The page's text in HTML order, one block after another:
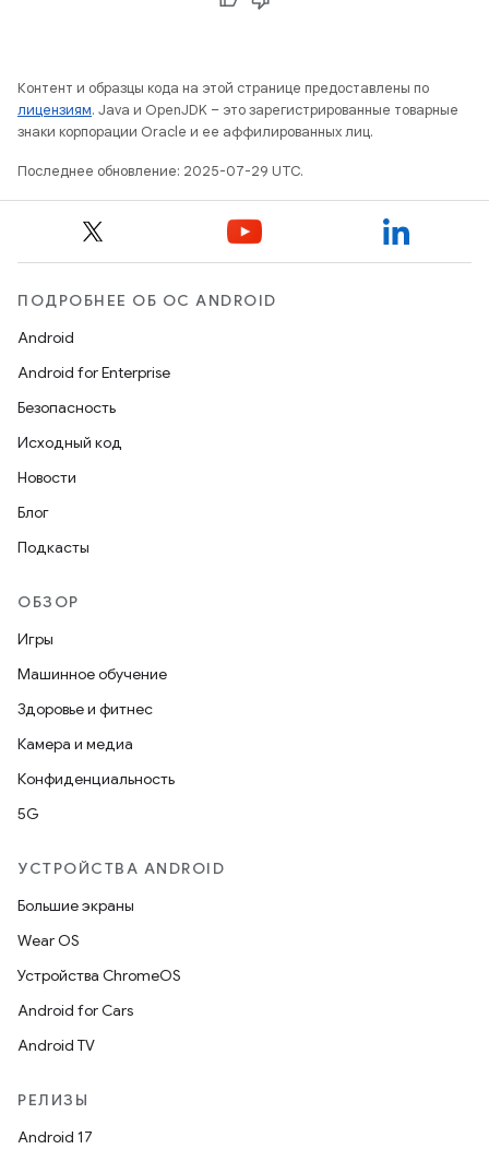
Контент и образцы кода на этой странице предоставлены по
лицензиям. Java и OpenJDK – это зарегистрированные товарные
знаки корпорации Oracle и ее аффилированных лиц.
Последнее обновление: 2025-07-29 UTC.
ПОДРОБНЕЕ ОБ ОС ANDROID
Android
Android for Enterprise
Безопасность
Исходный код
Новости
Блог
Подкасты
ОБЗОР
Игры
Машинное обучение
Здоровье и фитнес
Камера и медиа
Конфиденциальность
5G
УСТРОЙСТВА ANDROID
Большие экраны
Wear OS
Устройства ChromeOS
Android for Cars
Android TV
РЕЛИЗЫ
Android 17